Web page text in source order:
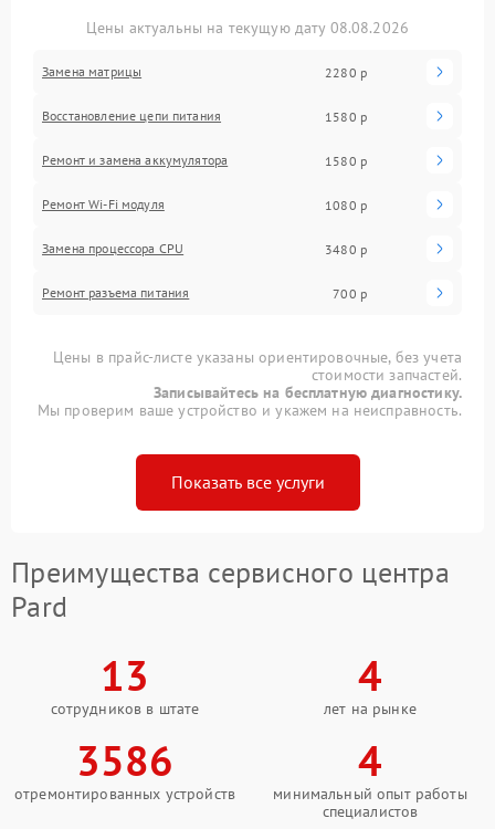
Цены актуальны на текущую дату 08.08.2026
Замена матрицы 2280 р
Восстановление цепи питания 1580 р
Ремонт и замена аккумулятора 1580 р
Ремонт Wi-Fi модуля 1080 р
Замена процессора CPU 3480 р
Ремонт разъема питания 700 р
Цены в прайс-листе указаны ориентировочные, без учета
стоимости запчастей.
Записывайтесь на бесплатную диагностику.
Мы проверим ваше устройство и укажем на неисправность.
Показать все услуги
Преимущества сервисного центра
Pard
13
сотрудников в штате
4
лет на рынке
3586
отремонтированных устройств
4
минимальный опыт работы
специалистов